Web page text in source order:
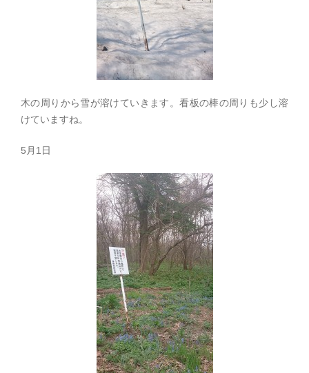
木の周りから雪が溶けていきます。看板の棒の周りも少し溶
けていますね。
5月1日